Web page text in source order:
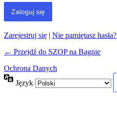
Zarejestruj się | Nie pamiętasz hasła?
← Przejdź do SZOP na Bagnie
Ochrona Danych
Język